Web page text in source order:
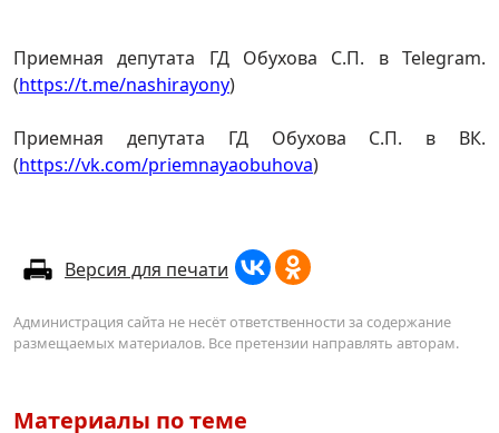
Приемная депутата ГД Обухова С.П. в Telegram.
(https://t.me/nashirayony)
Приемная депутата ГД Обухова С.П. в ВК.
(https://vk.com/priemnayaobuhova)
Версия для печати
Администрация сайта не несёт ответственности за содержание
размещаемых материалов. Все претензии направлять авторам.
Материалы по теме